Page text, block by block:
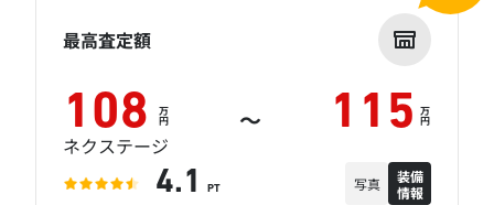
最高査定額
108 万
円 ～ 115 万
円
ネクステージ
4.1 PT 写真
装備
情報